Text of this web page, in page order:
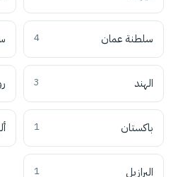
سلطنة عمان 4
الهند 3
باكستان 1
البرازيل 1